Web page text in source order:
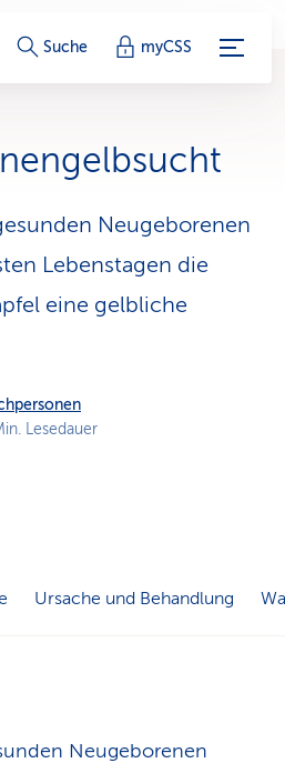
S
i
c
e
L
i
Suche myCSS
Neugeborenen
Lebenstagen die
eine gelbliche
Lesedauer
Ursache und Behandlung
Neugeborenen